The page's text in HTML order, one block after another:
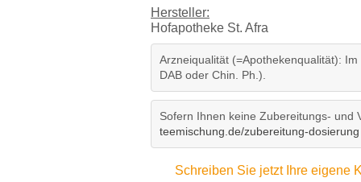
Hersteller:
Hofapotheke St. Afra
Arzneiqualität (=Apothekenqualität):
DAB oder Chin. Ph.).
Sofern Ihnen keine Zubereitungs-
teemischung.de/zubereitung-dosierung
Schreiben Sie jetzt Ihre eigene